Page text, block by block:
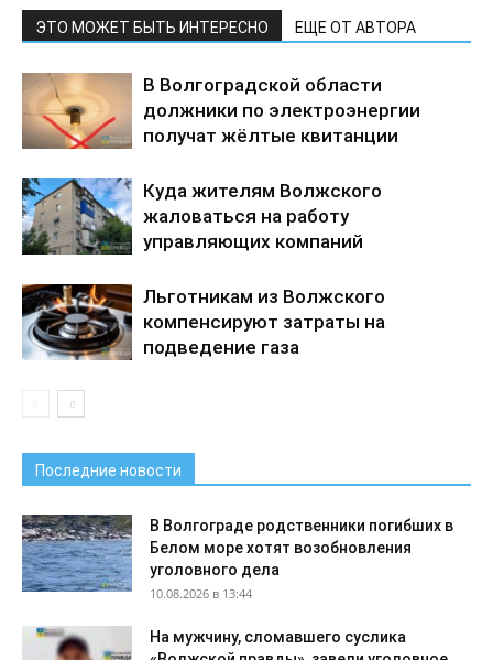
ЭТО МОЖЕТ БЫТЬ ИНТЕРЕСНО ЕЩЕ ОТ АВТОРА
В Волгоградской области
должники по электроэнергии
получат жёлтые квитанции
Куда жителям Волжского
жаловаться на работу
управляющих компаний
Льготникам из Волжского
компенсируют затраты на
подведение газа
Последние новости
В Волгограде родственники погибших в
Белом море хотят возобновления
уголовного дела
10.08.2026 в 13:44
На мужчину, сломавшего суслика